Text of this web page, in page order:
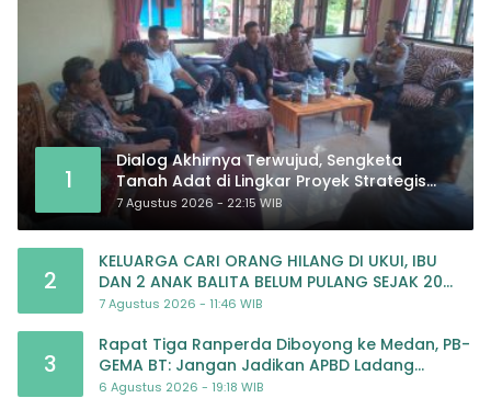
1
Dialog Akhirnya Terwujud, Sengketa
Tanah Adat di Lingkar Proyek Strategis
Nasional Memasuki Babak Baru
7 Agustus 2026 - 22:15 WIB
2
KELUARGA CARI ORANG HILANG DI UKUI, IBU
DAN 2 ANAK BALITA BELUM PULANG SEJAK 20
JULI 2026
7 Agustus 2026 - 11:46 WIB
3
Rapat Tiga Ranperda Diboyong ke Medan, PB-
GEMA BT: Jangan Jadikan APBD Ladang
Pembiayaan yang Tak Perlu
6 Agustus 2026 - 19:18 WIB